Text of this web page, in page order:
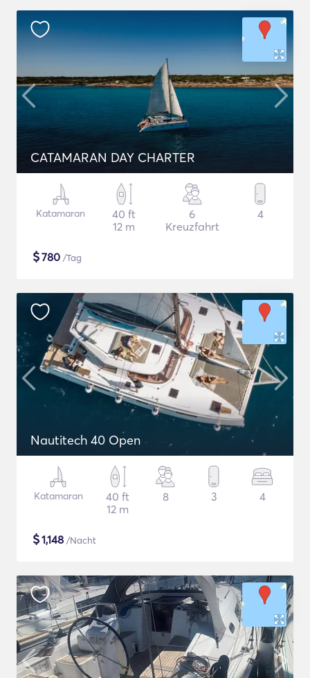
CATAMARAN DAY CHARTER
Katamaran
40 ft
12 m
6
Kreuzfahrt
4
$780 /Tag
Nautitech 40 Open
Katamaran
40 ft
12 m
8 3 4
$1,148 /Nacht